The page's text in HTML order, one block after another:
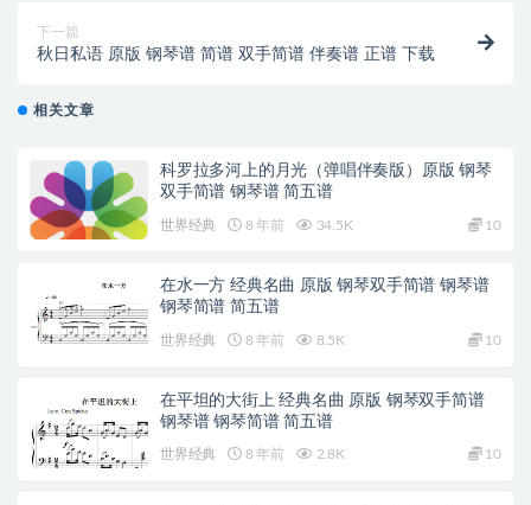
下一篇
秋日私语 原版 钢琴谱 简谱 双手简谱 伴奏谱 正谱 下载
相关文章
科罗拉多河上的月光（弹唱伴奏版）原版 钢琴
双手简谱 钢琴谱 简五谱
世界经典 8 年前 34.5K 10
在水一方 经典名曲 原版 钢琴双手简谱 钢琴谱
钢琴简谱 简五谱
世界经典 8 年前 8.5K 10
在平坦的大街上 经典名曲 原版 钢琴双手简谱
钢琴谱 钢琴简谱 简五谱
世界经典 8 年前 2.8K 10